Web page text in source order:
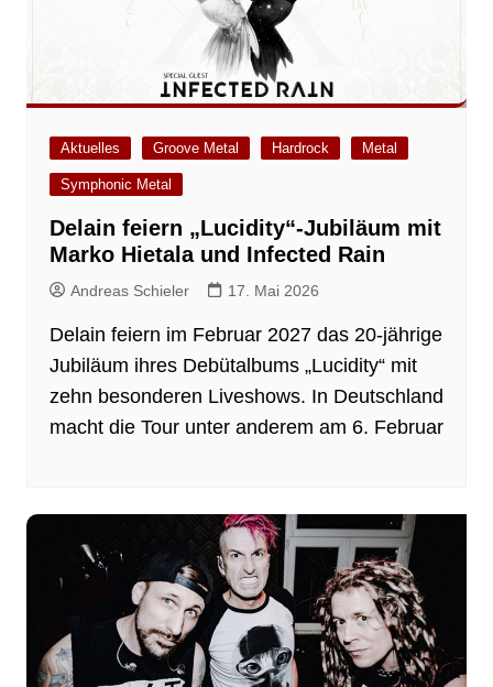
Aktuelles Groove Metal Hardrock Metal
Symphonic Metal
Delain feiern „Lucidity“-Jubiläum mit
Marko Hietala und Infected Rain
Andreas Schieler 17. Mai 2026
Delain feiern im Februar 2027 das 20-jährige
Jubiläum ihres Debütalbums „Lucidity“ mit
zehn besonderen Liveshows. In Deutschland
macht die Tour unter anderem am 6. Februar